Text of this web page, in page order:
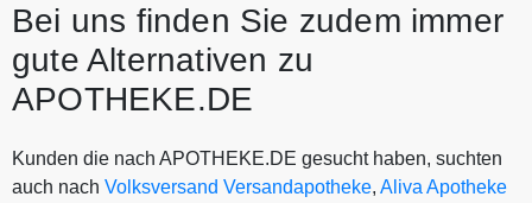
Bei uns finden Sie zudem immer
gute Alternativen zu
APOTHEKE.DE
Kunden die nach APOTHEKE.DE gesucht haben, suchten
auch nach Volksversand Versandapotheke, Aliva Apotheke